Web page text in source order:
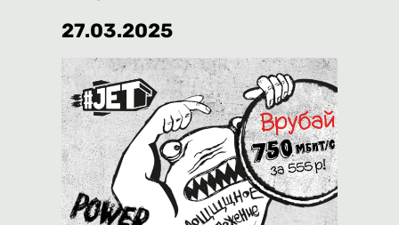
27.03.2025